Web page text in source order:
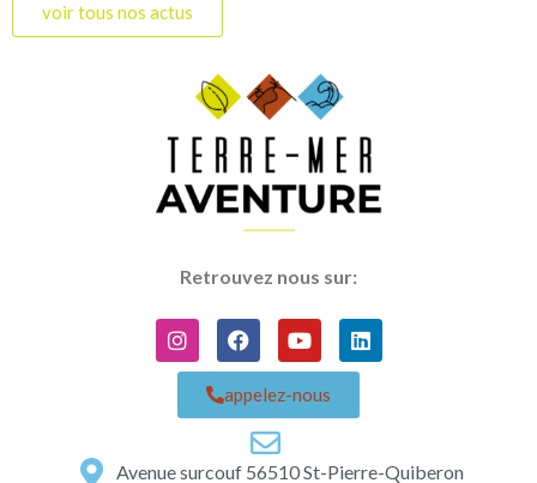
voir tous nos actus
Retrouvez nous sur:
appelez-nous
Avenue surcouf 56510 St-Pierre-Quiberon